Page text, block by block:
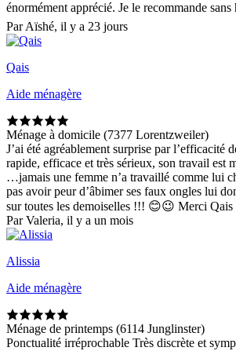
énormément apprécié. Je le recommande sans
Par Aïshé, il y a 23 jours
Qais
Aide ménagère
Ménage à domicile (7377 Lorentzweiler)
J’ai été agréablement surprise par l’efficacité
rapide, efficace et très sérieux, son travail est
…jamais une femme n’a travaillé comme lui
pas avoir peur d’âbimer ses faux ongles lui
sur toutes les demoiselles !!! 😊😉 Merci Qais
Par Valeria, il y a un mois
Alissia
Aide ménagère
Ménage de printemps (6114 Junglinster)
Ponctualité irréprochable Très discrète et